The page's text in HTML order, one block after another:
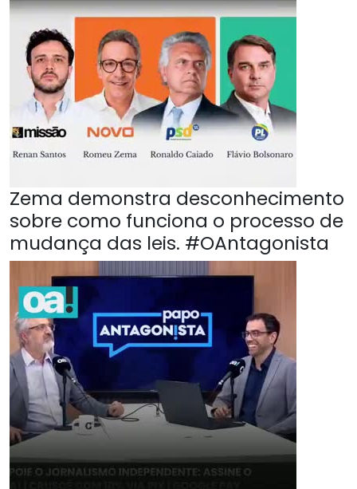
Zema demonstra desconhecimento
sobre como funciona o processo de
mudança das leis. #OAntagonista